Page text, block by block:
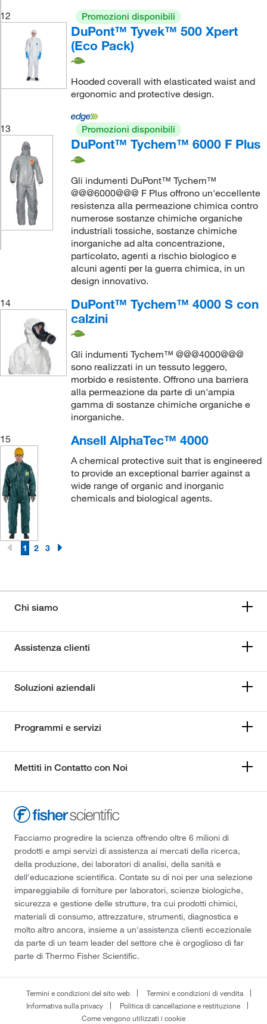
12
Promozioni disponibili
DuPont™ Tyvek™ 500 Xpert
(Eco Pack)
Hooded coverall with elasticated waist and
ergonomic and protective design.
13 Promozioni disponibili
DuPont™ Tychem™ 6000 F Plus
Gli indumenti DuPont™ Tychem™
@@@6000@@@ F Plus offrono un'eccellente
resistenza alla permeazione chimica contro
numerose sostanze chimiche organiche
industriali tossiche, sostanze chimiche
inorganiche ad alta concentrazione,
particolato, agenti a rischio biologico e
alcuni agenti per la guerra chimica, in un
design innovativo.
14
DuPont™ Tychem™ 4000 S con
calzini
Gli indumenti Tychem™ @@@4000@@@
sono realizzati in un tessuto leggero,
morbido e resistente. Offrono una barriera
alla permeazione da parte di un'ampia
gamma di sostanze chimiche organiche e
inorganiche.
15
Ansell AlphaTec™ 4000
A chemical protective suit that is engineered
to provide an exceptional barrier against a
wide range of organic and inorganic
chemicals and biological agents.
1 2 3
Chi siamo
Assistenza clienti
Soluzioni aziendali
Programmi e servizi
Mettiti in Contatto con Noi
Facciamo progredire la scienza offrendo oltre 6 milioni di
prodotti e ampi servizi di assistenza ai mercati della ricerca,
della produzione, dei laboratori di analisi, della sanità e
dell'educazione scientifica. Contate su di noi per una selezione
impareggiabile di forniture per laboratori, scienze biologiche,
sicurezza e gestione delle strutture, tra cui prodotti chimici,
materiali di consumo, attrezzature, strumenti, diagnostica e
molto altro ancora, insieme a un'assistenza clienti eccezionale
da parte di un team leader del settore che è orgoglioso di far
parte di Thermo Fisher Scientific.
Termini e condizioni del sito web
Termini e condizioni di vendita
Informativa sulla privacy
Politica di cancellazione e restituzione
Come vengono utilizzati i cookie